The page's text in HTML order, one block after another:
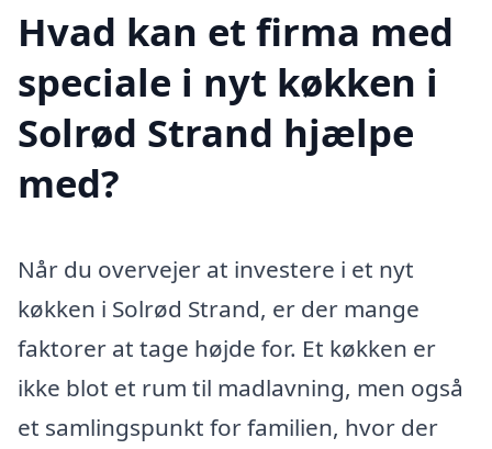
Hvad kan et firma med
speciale i nyt køkken i
Solrød Strand hjælpe
med?
Når du overvejer at investere i et nyt
køkken i Solrød Strand, er der mange
faktorer at tage højde for. Et køkken er
ikke blot et rum til madlavning, men også
et samlingspunkt for familien, hvor der